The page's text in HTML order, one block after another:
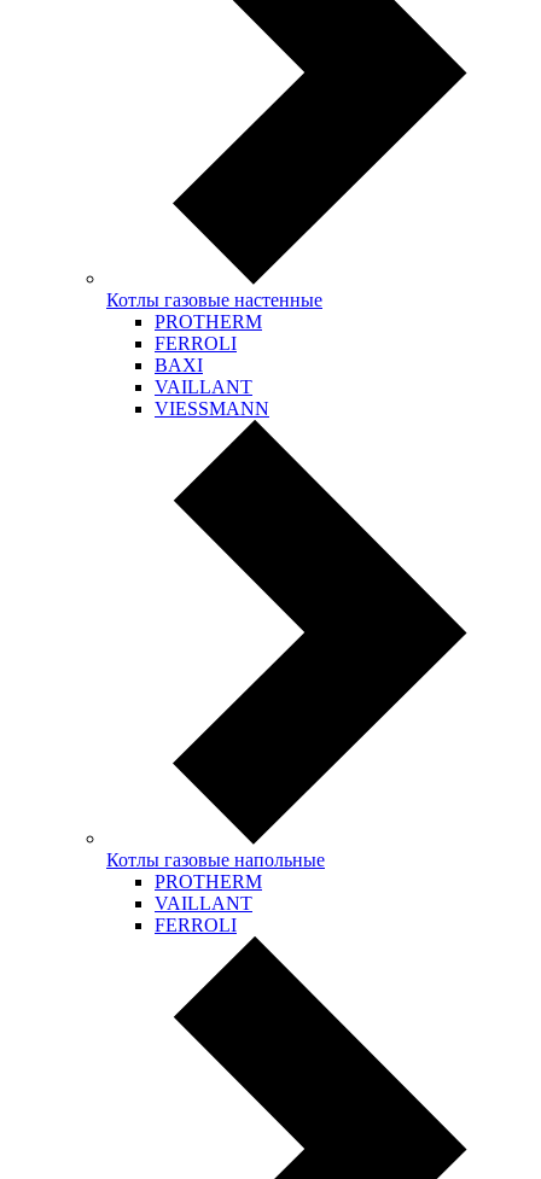
Котлы газовые настенные
PROTHERM
FERROLI
BAXI
VAILLANT
VIESSMANN
Котлы газовые напольные
PROTHERM
VAILLANT
FERROLI